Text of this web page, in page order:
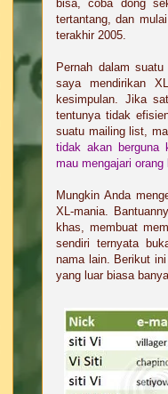
bisa, coba dong
tertantang, dan
terakhir 2005.
Pernah dalam
saya mendirikan
kesimpulan. Jika
tentunya tidak
suatu mailing list,
tidak akan berguna
mau mengajari orang
Mungkin Anda
XL-mania.
khas, membuat
sendiri ternyata
nama lain. Berikut
yang luar biasa